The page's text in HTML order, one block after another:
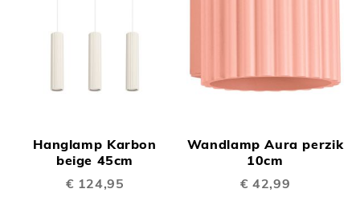
Hanglamp Karbon
beige 45cm
€ 124,95
Wandlamp Aura perzik
10cm
€ 42,99